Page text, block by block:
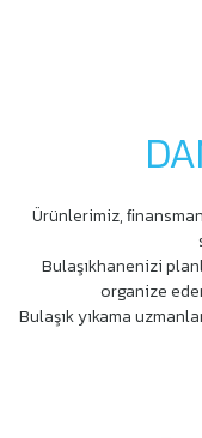
Ürünlerimiz,
Bulaşıkhanenizi
organize
Bulaşık yıkama